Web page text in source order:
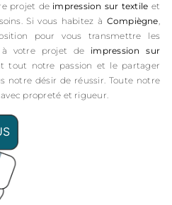
projet de impression sur textile et
Si vous habitez à Compiègne,
pour vous transmettre les
à votre projet de impression sur
tout notre passion et le partager
notre désir de réussir. Toute notre
propreté et rigueur.